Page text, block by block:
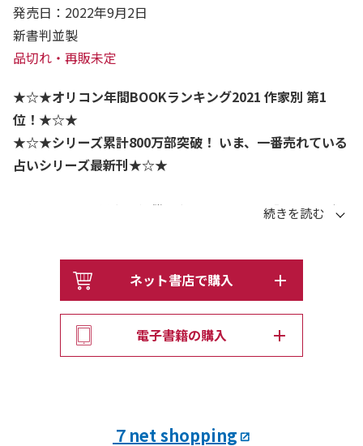
発売日：2022年9月2日
新書判並製
品切れ・再販未定
★☆★オリコン年間BOOKランキング2021 作家別 第1
位！★☆★
★☆★シリーズ累計800万部突破！ いま、一番売れている
占いシリーズ最新刊★☆★
これまで6万人以上を無償で占い、一貫して「開運」を極
引き」2023年版。
「当たりすぎてビックリ！」「毎日、元気をもらえる」
「悩んでたときに救われた」「買ってよかった」……の声
を受け、大人気占い師ゲッターズ飯田が、先行きが見えづ
らいこの時代に、運気の流れに乗るための開運法を伝授し
ネット書店で購入
電子書籍の購入
７net shopping